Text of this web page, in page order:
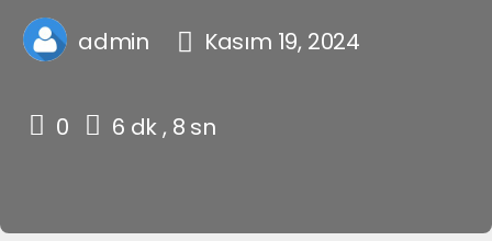
admin Kasım 19, 2024
0 6 dk , 8 sn